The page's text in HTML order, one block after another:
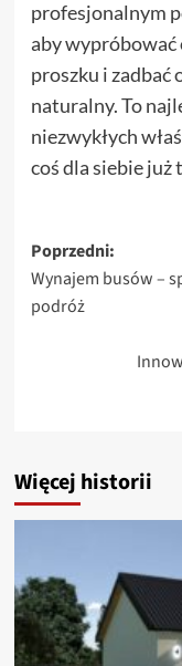
profesjonalnym
aby
proszku i zadbać
naturalny. To
niezwykłych
coś dla siebie już
Zobacz
wpisy
Poprzedni:
Wynajem busów –
podróż
Więcej historii